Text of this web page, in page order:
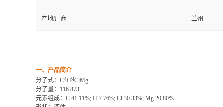
产地/厂商 兰州
一、产品简介
分子式： C4H9ClMg
分子量： 116.873
元素组成： C 41.11%; H 7.76%; Cl 30.33%; Mg 20.80%